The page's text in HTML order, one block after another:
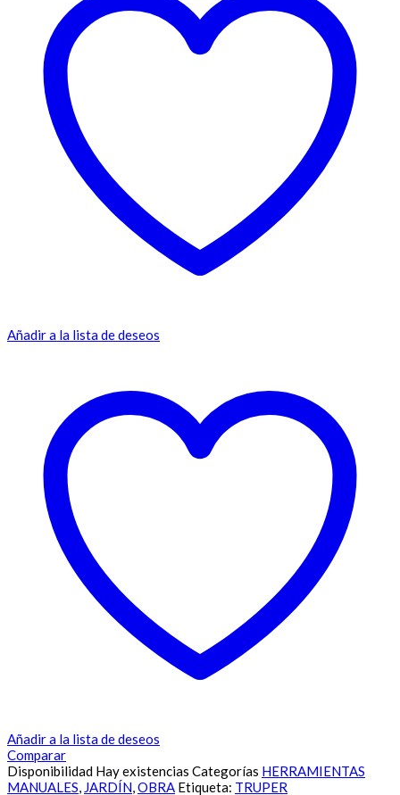
Añadir a la lista de deseos
Añadir a la lista de deseos
Comparar
Disponibilidad Hay existencias Categorías HERRAMIENTAS
MANUALES, JARDÍN,OBRA Etiqueta: TRUPER